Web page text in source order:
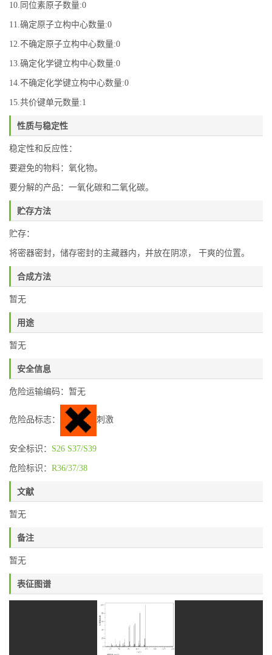
10.同位素原子数量:0
11.确定原子立构中心数量:0
12.不确定原子立构中心数量:0
13.确定化学键立构中心数量:0
14.不确定化学键立构中心数量:0
15.共价键单元数量:1
性质与稳定性
稳定性和反应性：
要避免的物料：氧化物。
要分解的产品：一氧化碳和二氧化碳。
贮存方法
贮存：
将密器密封，储存密封的主藏器内，并放在阴凉， 干爽的位置。
合成方法
暂无
用途
暂无
安全信息
危险运输编码：暂无
危险品标志： 刺激
安全标识： S26 S37/S39
危险标识： R36/37/38
文献
暂无
备注
暂无
表征图谱